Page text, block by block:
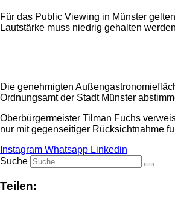
Für das Public Viewing in Münster
Lautstärke muss niedrig gehalten
Die genehmigten
Ordnungsamt der Stadt Münster
Oberbürgermeister Tilman Fuchs
nur mit gegenseitiger Rücksichtnahme
Instagram Whatsapp Linkedin
Suche
Teilen: